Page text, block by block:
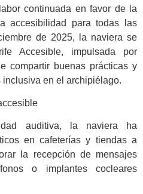
continuada en favor de la
accesibilidad para todas las
de 2025, la naviera se
Accesible, impulsada por
compartir buenas prácticas y
en el archipiélago.
auditiva, la naviera ha
en cafeterías y tiendas a
la recepción de mensajes
o implantes cocleares